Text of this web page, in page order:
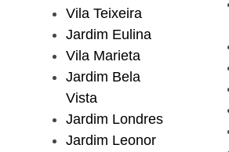
Vila Teixeira
Jardim Eulina
Vila Marieta
Jardim Bela
Vista
Jardim Londres
Jardim Leonor